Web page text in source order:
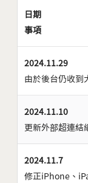
日期
事項
2024.11.29
由於後台仍收到
2024.11.10
更新外部超連結
2024.11.7
修正iPhone、